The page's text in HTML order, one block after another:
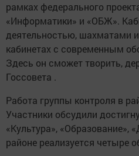
рамках федерального
«Информатики» и «ОБЖ».
деятельностью, шахматами
кабинетах с современным
Здесь он сможет творить,
Госсовета .
Работа группы контроля в
Участники обсудили
«Культура»,
районе реализуется четыре